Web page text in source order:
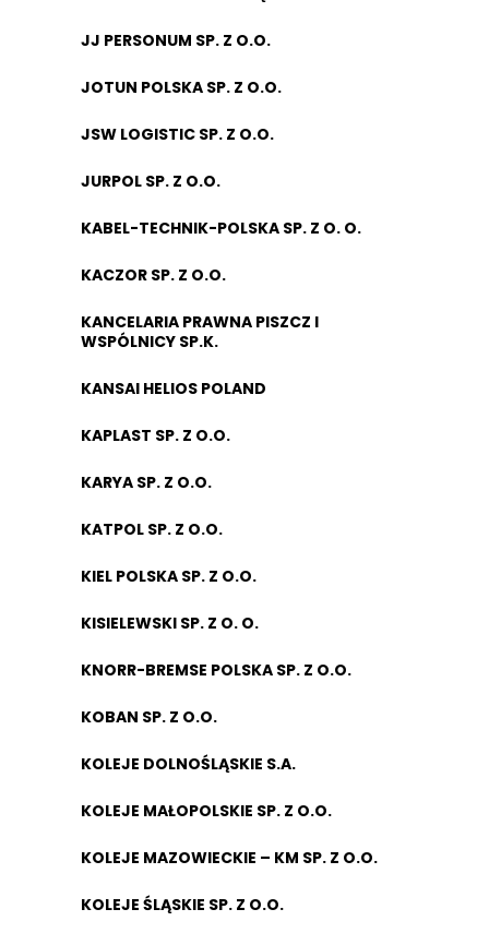
JJ PERSONUM SP. Z O.O.
JOTUN POLSKA SP. Z O.O.
JSW LOGISTIC SP. Z O.O.
JURPOL SP. Z O.O.
KABEL-TECHNIK-POLSKA SP. Z O. O.
KACZOR SP. Z O.O.
KANCELARIA PRAWNA PISZCZ I
WSPÓLNICY SP.K.
KANSAI HELIOS POLAND
KAPLAST SP. Z O.O.
KARYA SP. Z O.O.
KATPOL SP. Z O.O.
KIEL POLSKA SP. Z O.O.
KISIELEWSKI SP. Z O. O.
KNORR-BREMSE POLSKA SP. Z O.O.
KOBAN SP. Z O.O.
KOLEJE DOLNOŚLĄSKIE S.A.
KOLEJE MAŁOPOLSKIE SP. Z O.O.
KOLEJE MAZOWIECKIE – KM SP. Z O.O.
KOLEJE ŚLĄSKIE SP. Z O.O.